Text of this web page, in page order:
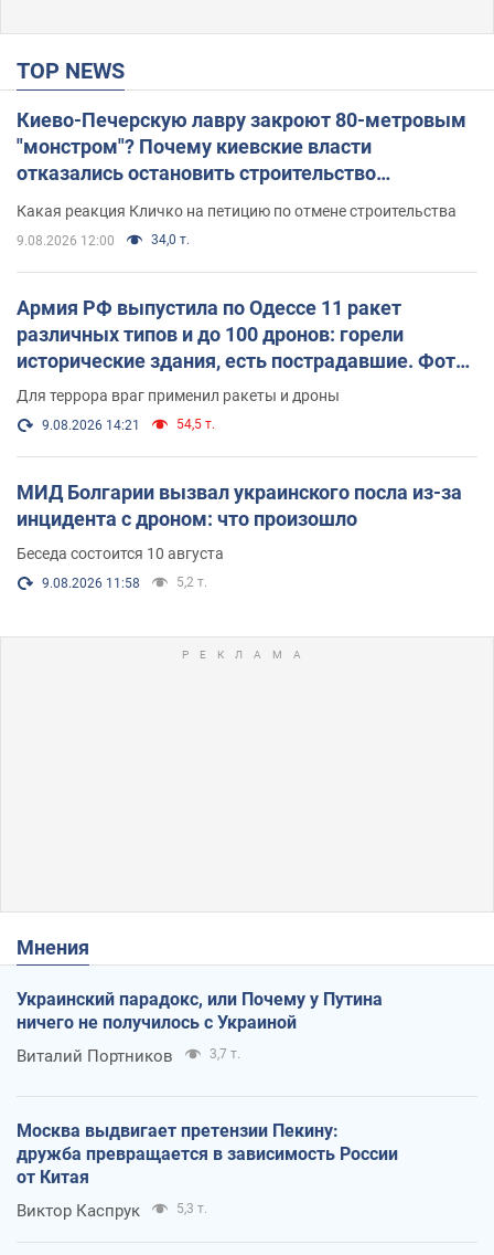
TOP NEWS
Киево-Печерскую лавру закроют 80-метровым
"монстром"? Почему киевские власти
отказались остановить строительство
небоскреба "московского верующего"
Какая реакция Кличко на петицию по отмене строительства
9.08.2026 12:00 34,0 т.
Армия РФ выпустила по Одессе 11 ракет
различных типов и до 100 дронов: горели
исторические здания, есть пострадавшие. Фото
и видео
Для террора враг применил ракеты и дроны
9.08.2026 14:21 54,5 т.
МИД Болгарии вызвал украинского посла из-за
инцидента с дроном: что произошло
Беседа состоится 10 августа
9.08.2026 11:58 5,2 т.
Мнения
Украинский парадокс, или Почему у Путина
ничего не получилось с Украиной
Виталий Портников 3,7 т.
Москва выдвигает претензии Пекину:
дружба превращается в зависимость России
от Китая
Виктор Каспрук 5,3 т.